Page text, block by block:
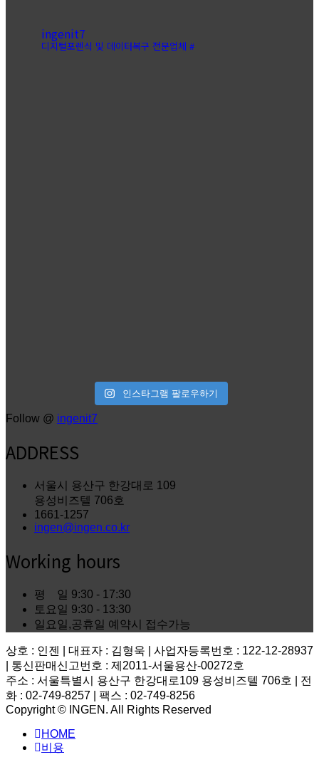
ingenit7
디지털포렌식 및 데이터복구 전문업체 #
인스타그램 팔로우하기
Follow @ ingenit7
ADDRESS
서울시 용산구 한강대로 109
용성비즈텔 706호
1661-1257
ingen@ingen.co.kr
Working hours
평 일 9:30 - 17:30
토요일 9:30 - 13:30
일요일,공휴일 예약시 접수가능
상호 : 인젠 | 대표자 : 김형욱 | 사업자등록번호 : 122-12-28937
| 통신판매신고번호 : 제2011-서울용산-00272호
주소 : 서울특별시 용산구 한강대로109 용성비즈텔 706호 | 전
화 : 02-749-8257 | 팩스 : 02-749-8256
Copyright © INGEN. All Rights Reserved
HOME
비용